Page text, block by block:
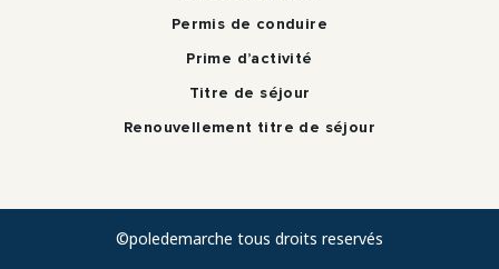
Permis de conduire
Prime d’activité
Titre de séjour
Renouvellement titre de séjour
©poledemarche tous droits reservés